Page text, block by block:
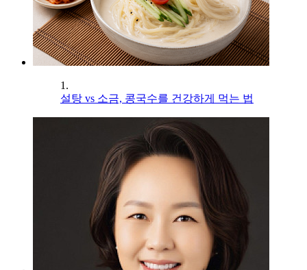
1.
설탕 vs 소금, 콩국수를 건강하게 먹는 법